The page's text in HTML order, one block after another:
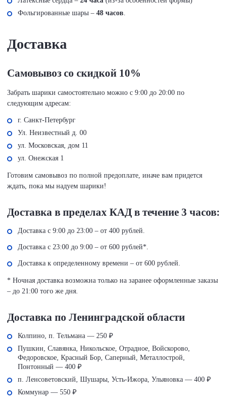
Фольгированные шары – 48 часов
Доставка
Самовывоз со скидкой 10%
Забрать шарики самостоятельно можно с 9:00 до 20:00 по
следующим адресам:
г. Санкт-Петербург
Ул. Неизвестный д. 00
ул. Московская, дом 11
ул. Онежская 1
Готовим самовывоз по полной предоплате, иначе вам придется
ждать, пока мы надуем шарики!
Доставка в пределах КАД в течение 3 часов:
Доставка с 9:00 до 23:00 – от 400 рублей.
Доставка с 23:00 до 9:00 – от 600 рублей*.
Доставка к определенному времени – от 600 рублей.
* Ночная доставка возможна только на заранее оформленные заказы
– до 21:00 того же дня.
Доставка по Ленинградской области
Колпино, п. Тельмана — 250 ₽
Пушкин, Славянка, Никольское, Отрадное, Войскорово,
Федоровское, Красный Бор, Саперный, Металлострой,
Понтонный — 400 ₽
п. Ленсоветовский, Шушары, Усть-Ижора, Ульяновка — 400 ₽
Коммунар — 550 ₽